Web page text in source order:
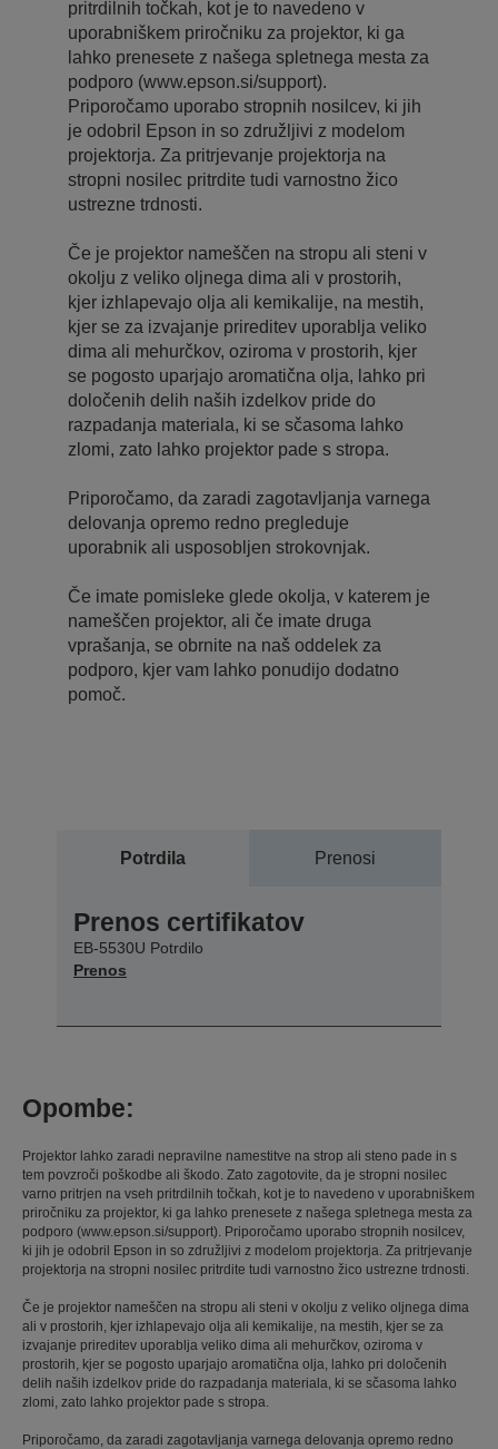
pritrdilnih točkah, kot je to navedeno v
uporabniškem priročniku za projektor, ki ga
lahko prenesete z našega spletnega mesta za
podporo (www.epson.si/support).
Priporočamo uporabo stropnih nosilcev, ki jih
je odobril Epson in so združljivi z modelom
projektorja. Za pritrjevanje projektorja na
stropni nosilec pritrdite tudi varnostno žico
ustrezne trdnosti.
Če je projektor nameščen na stropu ali steni v
okolju z veliko oljnega dima ali v prostorih,
kjer izhlapevajo olja ali kemikalije, na mestih,
kjer se za izvajanje prireditev uporablja veliko
dima ali mehurčkov, oziroma v prostorih, kjer
se pogosto uparjajo aromatična olja, lahko pri
določenih delih naših izdelkov pride do
razpadanja materiala, ki se sčasoma lahko
zlomi, zato lahko projektor pade s stropa.
Priporočamo, da zaradi zagotavljanja varnega
delovanja opremo redno pregleduje
uporabnik ali usposobljen strokovnjak.
Če imate pomisleke glede okolja, v katerem je
nameščen projektor, ali če imate druga
vprašanja, se obrnite na naš oddelek za
podporo, kjer vam lahko ponudijo dodatno
pomoč.
Potrdila Prenosi
Prenos certifikatov
EB-5530U Potrdilo
Prenos
Opombe:
Projektor lahko zaradi nepravilne namestitve na strop ali steno pade in s
tem povzroči poškodbe ali škodo. Zato zagotovite, da je stropni nosilec
varno pritrjen na vseh pritrdilnih točkah, kot je to navedeno v uporabniškem
priročniku za projektor, ki ga lahko prenesete z našega spletnega mesta za
podporo (www.epson.si/support). Priporočamo uporabo stropnih nosilcev,
ki jih je odobril Epson in so združljivi z modelom projektorja. Za pritrjevanje
projektorja na stropni nosilec pritrdite tudi varnostno žico ustrezne trdnosti.
Če je projektor nameščen na stropu ali steni v okolju z veliko oljnega dima
ali v prostorih, kjer izhlapevajo olja ali kemikalije, na mestih, kjer se za
izvajanje prireditev uporablja veliko dima ali mehurčkov, oziroma v
prostorih, kjer se pogosto uparjajo aromatična olja, lahko pri določenih
delih naših izdelkov pride do razpadanja materiala, ki se sčasoma lahko
zlomi, zato lahko projektor pade s stropa.
Priporočamo, da zaradi zagotavljanja varnega delovanja opremo redno